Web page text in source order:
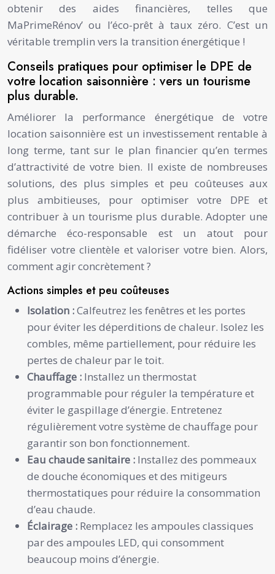
obtenir des aides financières, telles que
MaPrimeRénov’ ou l’éco-prêt à taux zéro. C’est un
véritable tremplin vers la transition énergétique !
Conseils pratiques pour optimiser le DPE de
votre location saisonnière : vers un tourisme
plus durable.
Améliorer la performance énergétique de votre
location saisonnière est un investissement rentable à
long terme, tant sur le plan financier qu’en termes
d’attractivité de votre bien. Il existe de nombreuses
solutions, des plus simples et peu coûteuses aux
plus ambitieuses, pour optimiser votre DPE et
contribuer à un tourisme plus durable. Adopter une
démarche éco-responsable est un atout pour
fidéliser votre clientèle et valoriser votre bien. Alors,
comment agir concrètement ?
Actions simples et peu coûteuses
Isolation :Calfeutrez les fenêtres et les portes
pour éviter les déperditions de chaleur. Isolez les
combles, même partiellement, pour réduire les
pertes de chaleur par le toit.
Chauffage : Installez un thermostat
programmable pour réguler la température et
éviter le gaspillage d’énergie. Entretenez
régulièrement votre système de chauffage pour
garantir son bon fonctionnement.
Eau chaude sanitaire : Installez des pommeaux
de douche économiques et des mitigeurs
thermostatiques pour réduire la consommation
d’eau chaude.
Éclairage : Remplacez les ampoules classiques
par des ampoules LED, qui consomment
beaucoup moins d’énergie.